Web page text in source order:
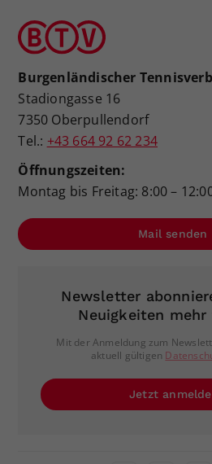
Burgenländischer
Stadiongasse 16
7350 Oberpullendorf
Tel.: +43 664 92 62 234
Öffnungszeiten:
Montag bis Freitag: 8:00 –
Mail senden
Newsletter
Neuigkeiten mehr
Mit der Anmeldung zum
aktuell gültigen
Jetzt